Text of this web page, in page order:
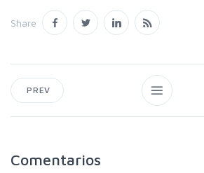
Share
PREV
Comentarios